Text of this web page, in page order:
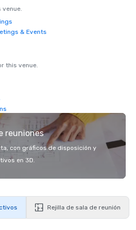
venue.
& Events
this venue.
reuniones
con gráficos de disposición y
en 3D.
Rejilla de sala de reunión